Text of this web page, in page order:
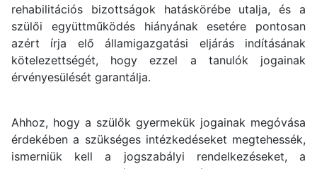
rehabilitációs bizottságok hatáskörébe utalja, és a
szülői együttműködés hiányának esetére pontosan
azért írja elő államigazgatási eljárás indításának
kötelezettségét, hogy ezzel a tanulók jogainak
érvényesülését garantálja.
Ahhoz, hogy a szülők gyermekük jogainak megóvása
érdekében a szükséges intézkedéseket megtehessék,
ismerniük kell a jogszabályi rendelkezéseket, a